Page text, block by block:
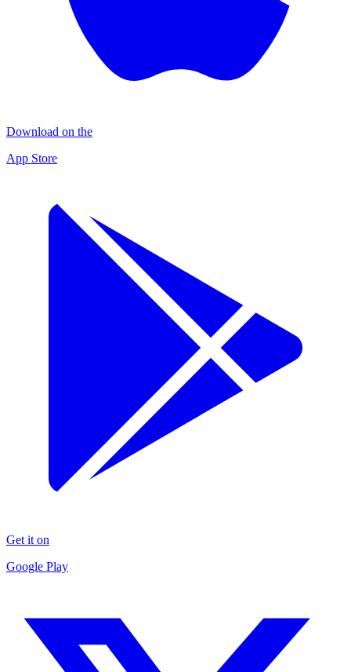
Download on the
App Store
Get it on
Google Play